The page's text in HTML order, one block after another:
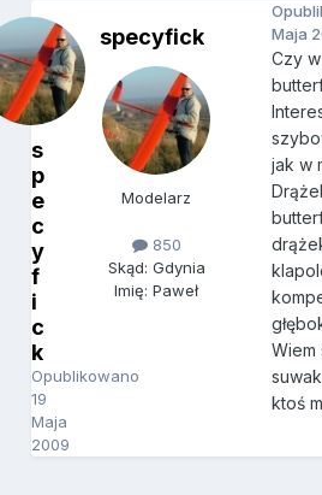
s
p
e
c
y
f
i
c
k
Opublikowano
19
Maja
2009
specyfick
Modelarz
850
Skąd: Gdynia
Imię: Paweł
Maja
Czy
jak w
Wiem
ktoś